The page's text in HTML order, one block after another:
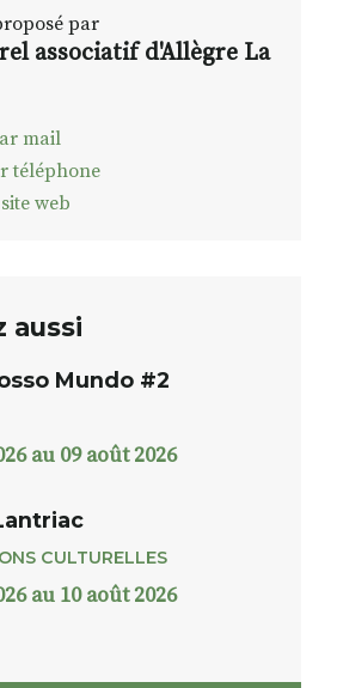
par
associatif d'Allègre La
mail
téléphone
web
aussi
Mundo #2
au 09 août 2026
CULTURELLES
au 10 août 2026